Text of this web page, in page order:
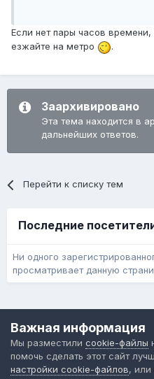
Если нет пары часов времени,
езжайте на метро
.
Заархивировано
Эта тема находится в
дальнейших ответов.
Перейти к списку тем
Последние
Ни одного
просматривает данную
Форум
Powered by
Важная информация
Мы разместили cookie-файлы
помочь сделать этот сайт
настройки cookie-файлов, или